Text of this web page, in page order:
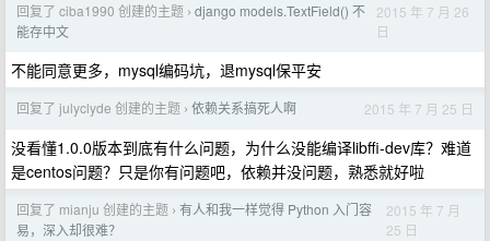
回复了 ciba1990 创建的主题 › django models.TextField() 不
能存中文
2015 年 7 月 26
日
不能同意更多，mysql编码坑，退mysql保平安
回复了 julyclyde 创建的主题 › 依赖关系搞死人啊 2015 年 7 月 25 日
没看懂1.0.0版本到底有什么问题，为什么没能编译libffi-dev库？难道
是centos问题？只是你有问题吧，依赖并没问题，熟悉就好啦
回复了 mianju 创建的主题 › 有人和我一样觉得 Python 入门容
易，深入却很难？
2015 年 7 月
25 日